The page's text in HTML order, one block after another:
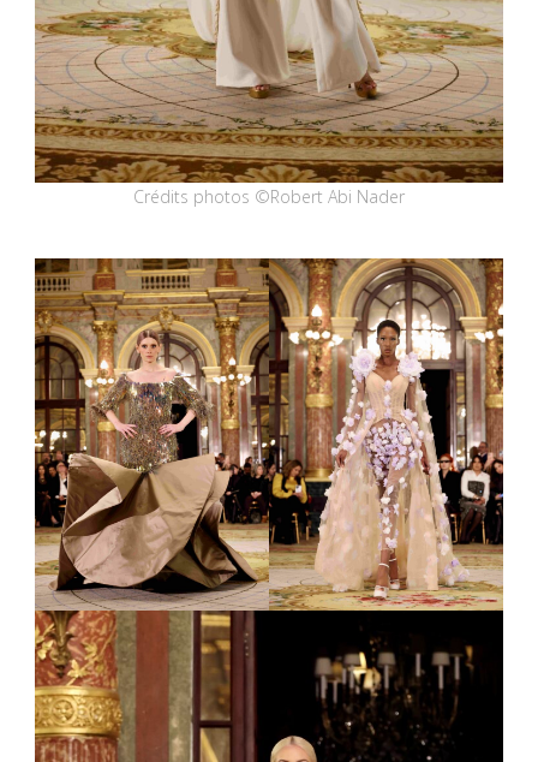
Crédits photos ©Robert Abi Nader